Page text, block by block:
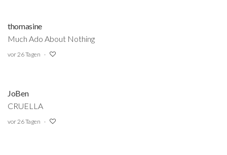
thomasine
Much Ado About Nothing
vor 26 Tagen
JoBen
CRUELLA
vor 26 Tagen